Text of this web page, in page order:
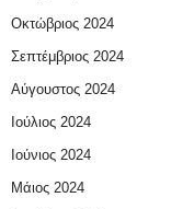
Οκτώβριος 2024
Σεπτέμβριος 2024
Αύγουστος 2024
Ιούλιος 2024
Ιούνιος 2024
Μάιος 2024